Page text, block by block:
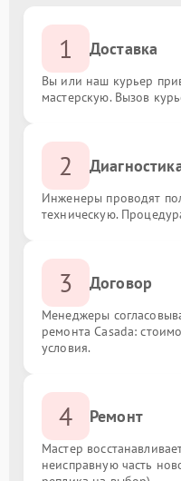
1 Доставка
Вы или наш курьер
мастерскую. Вызов
2
Инженеры проводят
техническую.
3 Договор
Менеджеры
ремонта Casada:
условия.
4 Ремонт
Мастер
неисправную часть